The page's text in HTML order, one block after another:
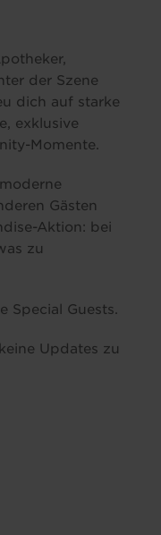
der Szene
dich auf starke
exklusive
Momente.
Gästen
Aktion: bei
zu
Special Guests.
Updates zu